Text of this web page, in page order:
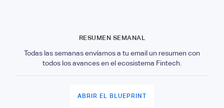
RESUMEN SEMANAL
Todas las semanas envíamos a tu email un resumen con
todos los avances en el ecosistema Fintech.
ABRIR EL BLUEPRINT